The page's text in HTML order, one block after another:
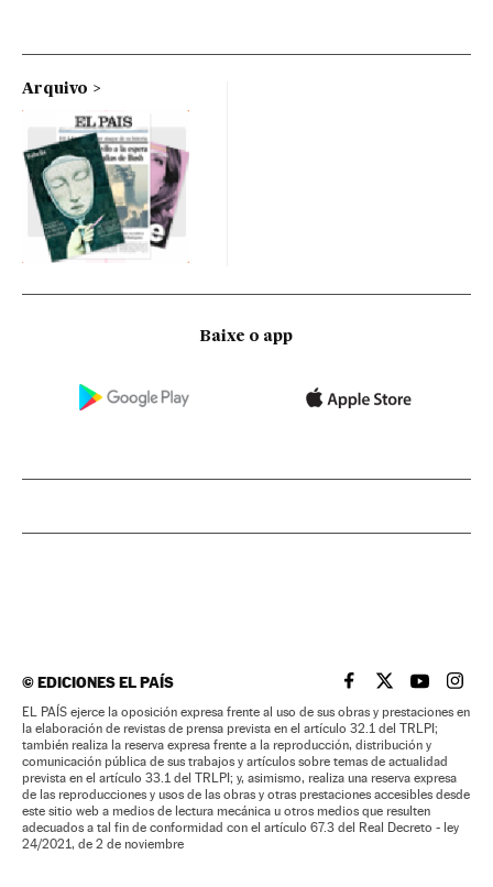
Arquivo
Baixe o app
©EDICIONES EL PAÍS EL PAÍS BRASIL EN
EL PAÍSEL PAÍS
EL
EL PAÍS ejerce la oposición expresa frente al uso de sus obras y prestaciones en
la elaboración de revistas de prensa prevista en el artículo 32.1 del TRLPI;
también realiza la reserva expresa frente a la reproducción, distribución y
comunicación pública de sus trabajos y artículos sobre temas de actualidad
prevista en el artículo 33.1 del TRLPI; y, asimismo, realiza una reserva expresa
de las reproducciones y usos de las obras y otras prestaciones accesibles desde
este sitio web a medios de lectura mecánica u otros medios que resulten
adecuados a tal fin de conformidad con el artículo 67.3 del Real Decreto - ley
24/2021, de 2 de noviembre